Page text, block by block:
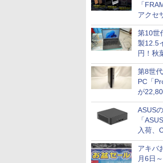
「
アクセ
木製パ
応トレ
第10世
製12.5
円！秋
第8世
PC「
が
PCセー
ASUS
「
入荷、
アキバ
月6日